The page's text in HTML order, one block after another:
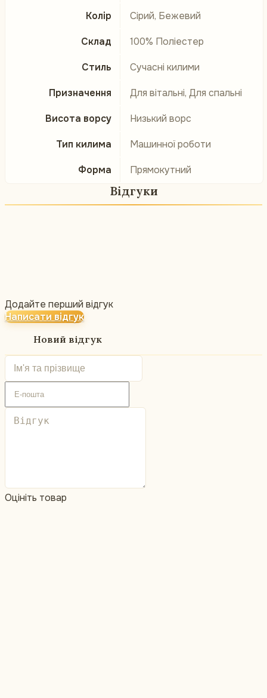
Колір Сірий, Бежевий
Склад 100% Поліестер
Стиль Сучасні килими
Призначення Для вітальні, Для спальні
Висота ворсу Низький ворс
Тип килима Машинної роботи
Форма Прямокутний
Відгуки
Додайте перший відгук
Написати відгук
Новий відгук
Оцініть товар